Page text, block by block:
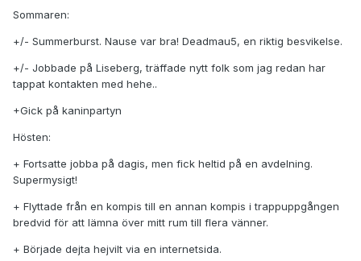
Sommaren:
+/- Summerburst. Nause var bra! Deadmau5, en riktig besvikelse.
+/- Jobbade på Liseberg, träffade nytt folk som jag redan har
tappat kontakten med hehe..
+Gick på kaninpartyn
Hösten:
+ Fortsatte jobba på dagis, men fick heltid på en avdelning.
Supermysigt!
+ Flyttade från en kompis till en annan kompis i trappuppgången
bredvid för att lämna över mitt rum till flera vänner.
+ Började dejta hejvilt via en internetsida.